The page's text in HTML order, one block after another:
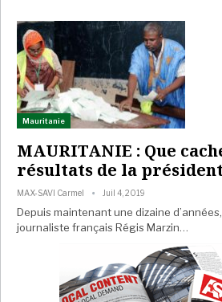
Mauritanie
MAURITANIE : Que
résultats de la
MAX-SAVI Carmel Juil 4, 2019
Depuis maintenant une dizaine
journaliste français Régis Marzin…